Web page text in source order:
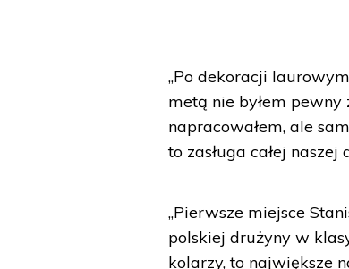
„Po dekoracji
metą nie byłem pewny
napracowałem, ale
to zasługa całej
„Pierwsze miejsce
polskiej drużyny w
kolarzy, to największe